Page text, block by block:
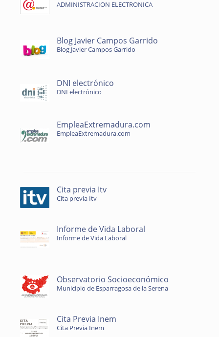
ADMINISTRACION ELECTRONICA
Blog Javier Campos Garrido
Blog Javier Campos Garrido
DNI electrónico
DNI electrónico
EmpleaExtremadura.com
EmpleaExtremadura.com
Cita previa Itv
Cita previa Itv
Informe de Vida Laboral
Informe de Vida Laboral
Observatorio Socioeconómico
Municipio de Esparragosa de la Serena
Cita Previa Inem
Cita Previa Inem